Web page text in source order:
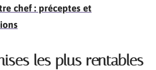
chef : préceptes et
les plus rentables